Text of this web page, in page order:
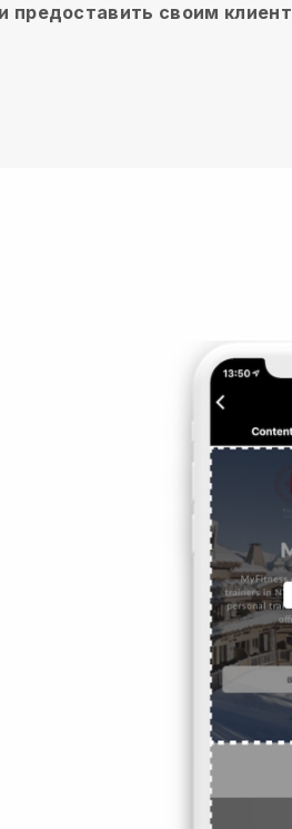
предоставить своим